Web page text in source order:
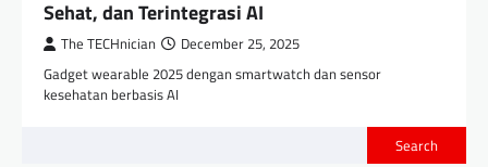
Sehat, dan Terintegrasi AI
The TECHnician December 25, 2025
Gadget wearable 2025 dengan smartwatch dan sensor
kesehatan berbasis AI
Search